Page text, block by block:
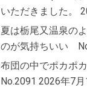
いただきました。
夏は栃尾又温泉の
のが気持ちいい
布団の中でポカポ
No.2091 2026年7月